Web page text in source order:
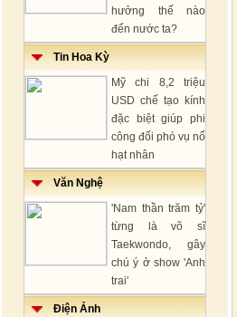
hưởng thế nào
đến nước ta?
Tin Hoa Kỳ
Mỹ chi 8,2 triệu
USD chế tạo kính
đặc biệt giúp phi
công đối phó vụ nổ
hạt nhân
Văn Nghệ
'Nam thần trăm tỷ'
từng là võ sĩ
Taekwondo, gây
chú ý ở show 'Anh
trai'
Điện Ảnh